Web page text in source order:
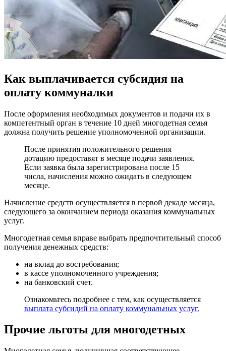
Как выплачивается субсидия на
оплату коммуналки
После оформления необходимых документов и подачи их в
компетентный орган в течение 10 дней многодетная семья
должна получить решение уполномоченной организации.
После принятия положительного решения
дотацию предоставят в месяце подачи заявления.
Если заявка была зарегистрирована после 15
числа, начисления можно ожидать в следующем
месяце.
Начисление средств осуществляется в первой декаде месяца,
следующего за окончанием периода оказания коммунальных
услуг.
Многодетная семья вправе выбрать предпочтительный способ
получения денежных средств:
на вклад до востребования;
в кассе уполномоченного учреждения;
на банковский счет.
Ознакомьтесь подробнее с тем, как осуществляется
выплата субсидий на оплату коммунальных услуг.
Прочие льготы для многодетных